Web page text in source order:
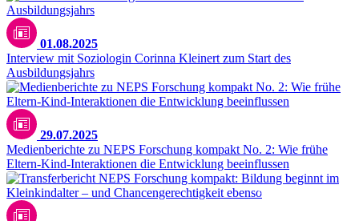
01.08.2025
Interview mit Soziologin Corinna Kleinert zum Start des
Ausbildungsjahrs
29.07.2025
Medienberichte zu NEPS Forschung kompakt No. 2: Wie frühe
Eltern-Kind-Interaktionen die Entwicklung beeinflussen
stock.adobe.com/Lumos sp